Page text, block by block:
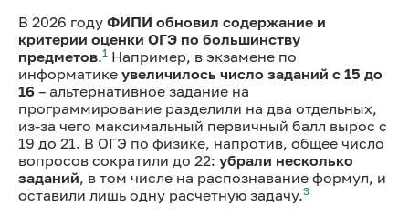
В 2026 году ФИПИ обновил содержание и
критерии оценки ОГЭ по большинству
предметов.1 Например, в экзамене по
информатике увеличилось число заданий с 15 до
16 – альтернативное задание на
программирование разделили на два отдельных,
из-за чего максимальный первичный балл вырос с
19 до 21. В ОГЭ по физике, напротив, общее число
вопросов сократили до 22: убрали несколько
заданий, в том числе на распознавание формул, и
оставили лишь одну расчетную задачу.3